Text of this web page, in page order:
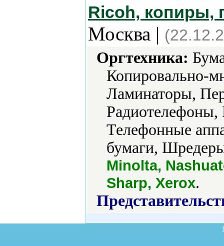
Ricoh, копиры,
Москва |
Оргтехника:
Копировально-
Ламинаторы,
Радиотелефоны,
Телефонные
бумаги,
Minolta,
Sharp, Xerox.